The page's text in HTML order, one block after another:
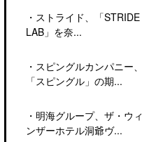
・ ストライド、「STRIDE
LAB」を奈...
・ スピングルカンパニー、
「スピングル」の期...
・ 明海グループ、ザ・ウィ
ンザーホテル洞爺ヴ...